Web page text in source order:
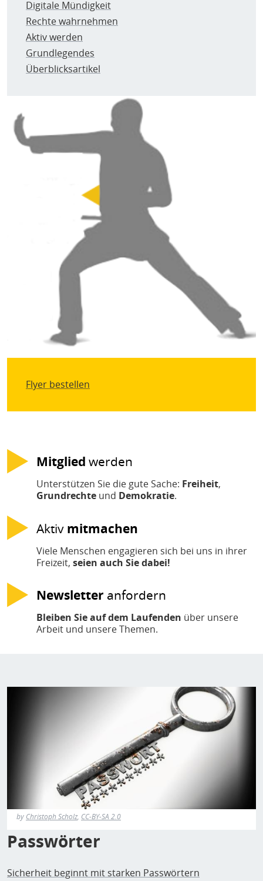
Digitale Mündigkeit
Rechte wahrnehmen
Aktiv werden
Grundlegendes
Überblicksartikel
Flyer bestellen
Mitglied werden
Unterstützen Sie die gute Sache: Freiheit,
Grundrechte und Demokratie.
Aktiv mitmachen
Viele Menschen engagieren sich bei uns in ihrer
Freizeit, seien auch Sie dabei!
Newsletter anfordern
Bleiben Sie auf dem Laufenden über unsere
Arbeit und unsere Themen.
by Christoph Scholz, CC-BY-SA 2.0
Passwörter
Sicherheit beginnt mit starken Passwörtern